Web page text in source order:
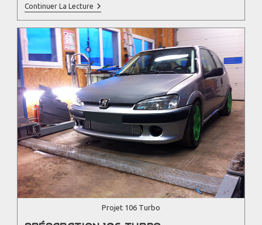
Continuer La Lecture
Projet 106 Turbo